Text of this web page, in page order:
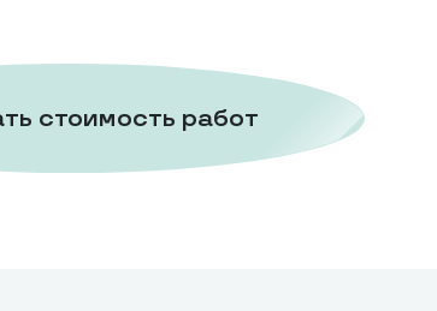
стоимость работ